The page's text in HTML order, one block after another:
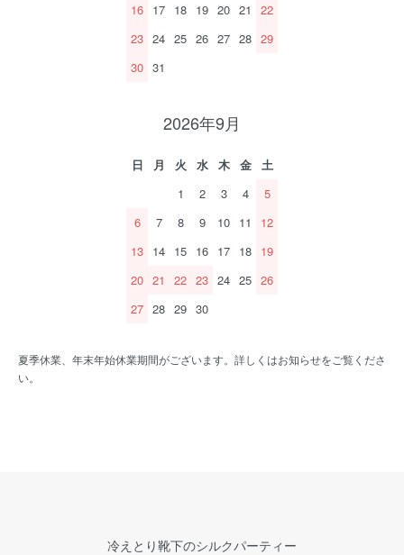
16 17 18 19 20 21
22
23 24 25 26 27 28 29
30 31
2026年9月
日 月 火 水 木 金
土
1
2 3 4
5
6
7 8 9 10 11
12
13 14 15 16 17 18 19
20 21 22 23 24 25 26
27 28 29 30
夏季休業、年末年始休業期間がございます。詳しくはお知らせをご覧くださ
い。
冷えとり靴下のシルクパーティー